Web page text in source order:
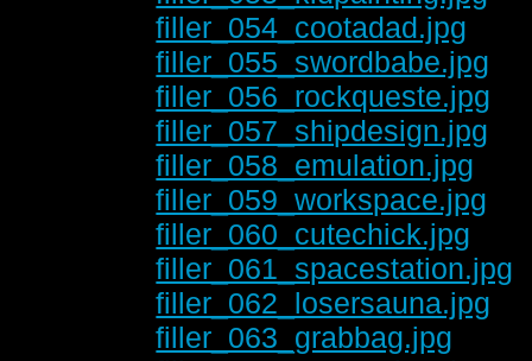
filler_054_cootadad.jpg
filler_055_swordbabe.jpg
filler_056_rockqueste.jpg
filler_057_shipdesign.jpg
filler_058_emulation.jpg
filler_059_workspace.jpg
filler_060_cutechick.jpg
filler_061_spacestation.jpg
filler_062_losersauna.jpg
filler_063_grabbag.jpg